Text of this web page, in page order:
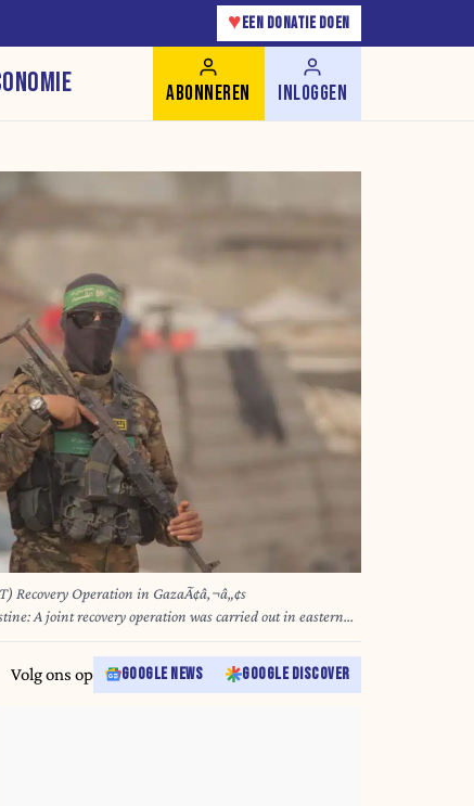
♥ EEN DONATIE DOEN
ABONNEREN INLOGGEN
Recovery Operation in GazaÃ¢â‚¬â„¢s
A joint recovery operation was carried out in eastern
of Israeli soldiers. The mission was conducted under the
of the Red Cross, with participation from an Egyptian
with the Israeli army. The operation took place as part
Volg ons op GOOGLE NEWS GOOGLE DISCOVER